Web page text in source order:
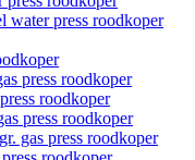
water press roodkoper
press roodkoper
roodkoper
press roodkoper
gas press roodkoper